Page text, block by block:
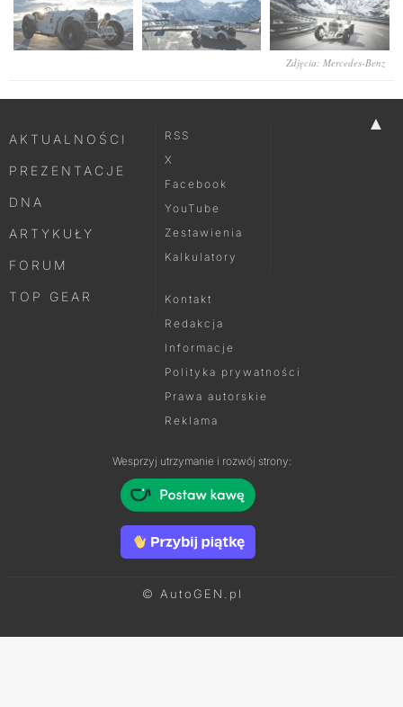
Zdjęcia: Mercedes-Benz
▲
AKTUALNOŚCI
PREZENTACJE
DNA
ARTYKUŁY
FORUM
TOP GEAR
RSS
X
Facebook
YouTube
Zestawienia
Kalkulatory
Kontakt
Redakcja
Informacje
Polityka prywatności
Prawa autorskie
Reklama
Wesprzyj utrzymanie i rozwój strony:
© AutoGEN.pl